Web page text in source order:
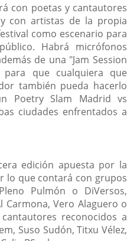
con poetas y cantautores
con artistas de la propia
como escenario para
Habrá micrófonos
de una "Jam Session
que cualquiera que
también pueda hacerlo
Poetry Slam Madrid vs
ciudades enfrentados a
edición apuesta por la
lo que contará con grupos
Pulmón o DiVersos,
Carmona, Vero Alaguero o
reconocidos a
Suso Sudón, Titxu Vélez,